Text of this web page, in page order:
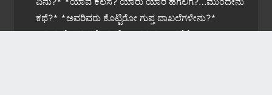
ಕಥೆ?* *ಅವರಿವರು ಕೊಟ್ಟಿರೋ ಗುಪ್ತ ದಾಖಲೆಗಳೇನು?*
*ಸುಮ್ಮನೆ ಬಿಡುವರೇ ತಹಶೀಲ್ದಾರರ ವರ್ಗಾವಣೆಗೆ?*